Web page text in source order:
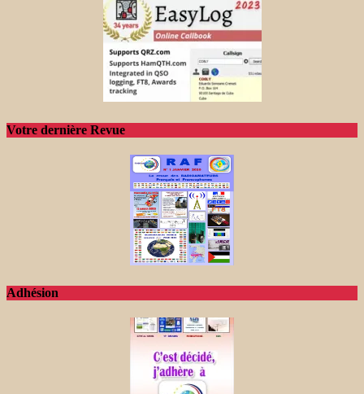
Votre dernière Revue
Adhésion